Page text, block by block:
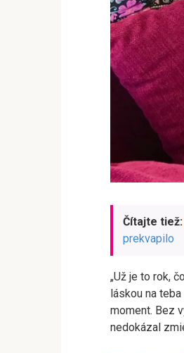
Čítajte tiež:
prekvapilo
„Už je to rok,
láskou na
moment. Bez
nedokázal